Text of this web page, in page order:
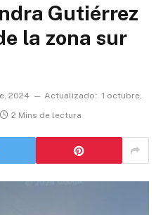
Gutiérrez
la zona sur
2024 Actualizado: 1 octubre,
2 Mins de lectura